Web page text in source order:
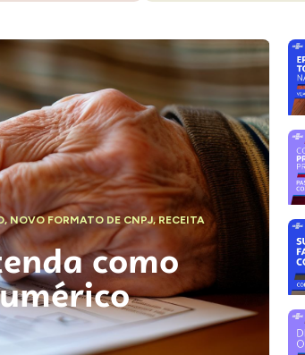
,NOVO FORMATO DE CNPJ,RECEITA
como